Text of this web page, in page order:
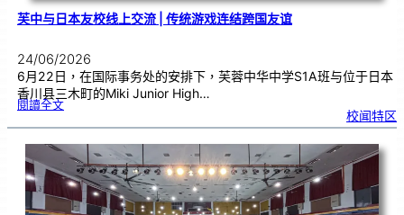
芙中与日本友校线上交流 | 传统游戏连结跨国友谊
24/06/2026
6月22日，在国际事务处的安排下，芙蓉中华中学S1A班与位于日本
香川县三木町的Miki Junior High…
閱讀全文:芙
日
友
校
线
上
流
|传
统
游
戏
连
校闻特区